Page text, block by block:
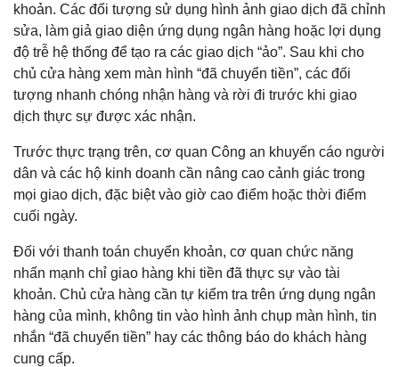
khoản. Các đối tượng sử dụng hình ảnh giao dịch đã chỉnh
sửa, làm giả giao diện ứng dụng ngân hàng hoặc lợi dụng
độ trễ hệ thống để tạo ra các giao dịch “ảo”. Sau khi cho
chủ cửa hàng xem màn hình “đã chuyển tiền”, các đối
tượng nhanh chóng nhận hàng và rời đi trước khi giao
dịch thực sự được xác nhận.
Trước thực trạng trên, cơ quan Công an khuyến cáo người
dân và các hộ kinh doanh cần nâng cao cảnh giác trong
mọi giao dịch, đặc biệt vào giờ cao điểm hoặc thời điểm
cuối ngày.
Đối với thanh toán chuyển khoản, cơ quan chức năng
nhấn mạnh chỉ giao hàng khi tiền đã thực sự vào tài
khoản. Chủ cửa hàng cần tự kiểm tra trên ứng dụng ngân
hàng của mình, không tin vào hình ảnh chụp màn hình, tin
nhắn “đã chuyển tiền” hay các thông báo do khách hàng
cung cấp.